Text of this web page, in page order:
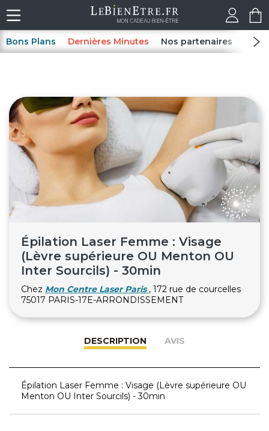
Bons Plans Dernières Minutes Nos partenaires Spas
Épilation Laser Femme : Visage
(Lèvre supérieure OU Menton OU
Inter Sourcils) - 30min
Chez Mon Centre Laser Paris , 172 rue de courcelles
75017 PARIS-17E-ARRONDISSEMENT
DESCRIPTION AVIS
Épilation Laser Femme : Visage (Lèvre supérieure OU
Menton OU Inter Sourcils) - 30min